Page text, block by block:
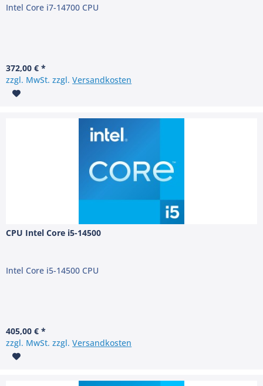
Intel Core i7-14700 CPU
372,00 € *
zzgl. MwSt. zzgl.Versandkosten
CPU Intel Core i5-14500
Intel Core i5-14500 CPU
405,00 € *
zzgl. MwSt. zzgl.Versandkosten